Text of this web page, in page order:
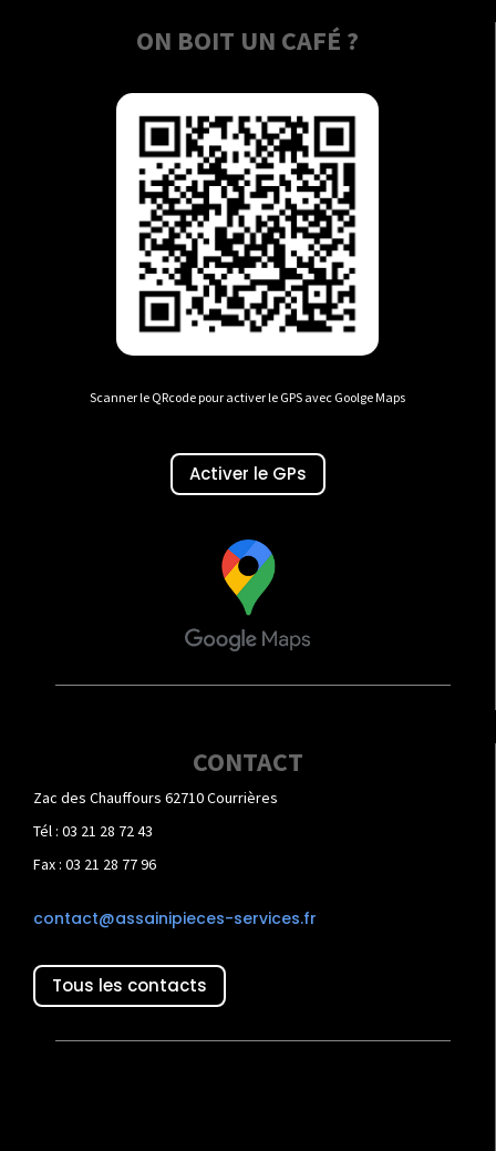
ON BOIT UN CAFÉ ?
Scanner le QRcode pour activer le GPS avec Goolge Maps
Activer le GPs
CONTACT
Zac des Chauffours 62710 Courrières
Tél : 03 21 28 72 43
Fax : 03 21 28 77 96
contact@assainipieces-services.fr
Tous les contacts